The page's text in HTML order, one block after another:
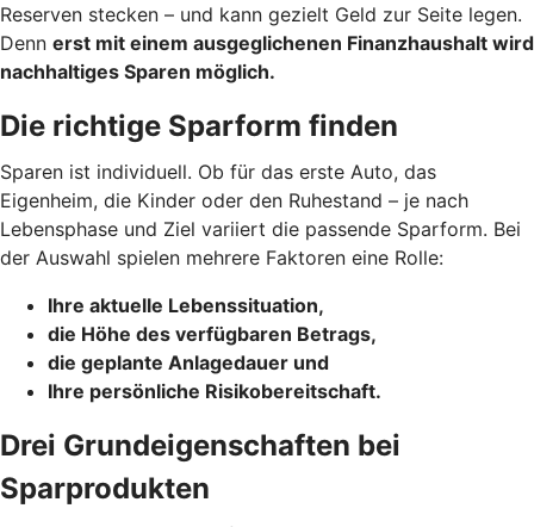
Reserven stecken – und kann gezielt Geld zur Seite legen.
Denn erst mit einem ausgeglichenen Finanzhaushalt wird
nachhaltiges Sparen möglich.
Die richtige Sparform finden
Sparen ist individuell. Ob für das erste Auto, das
Eigenheim, die Kinder oder den Ruhestand – je nach
Lebensphase und Ziel variiert die passende Sparform. Bei
der Auswahl spielen mehrere Faktoren eine Rolle:
Ihre aktuelle Lebenssituation,
die Höhe des verfügbaren Betrags,
die geplante Anlagedauer und
Ihre persönliche Risikobereitschaft.
Drei Grundeigenschaften bei
Sparprodukten